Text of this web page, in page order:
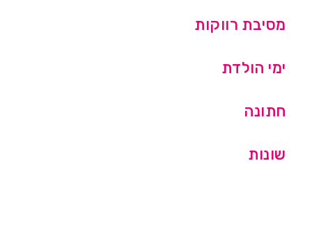
מסיבת רווקות
ימי הולדת
חתונה
שונות